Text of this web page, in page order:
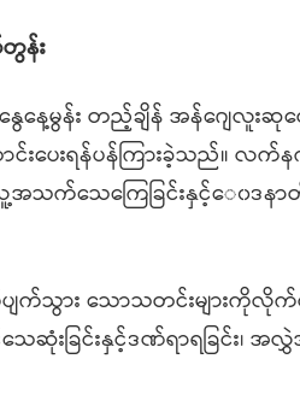
န်း
ေ့မွန်း တည့်ချိန် အန်ဂျေလူးဆုတ
းပေးရန်ပန်ကြားခဲ့သည်။ လက်န
သေကြေခြင်းနှင့်‌ေ၀ဒနာတိုး
ျက်သွား သောသတင်းများကိုလို
းခြင်းနှင့်ဒဏ်ရာရခြင်း၊ အ